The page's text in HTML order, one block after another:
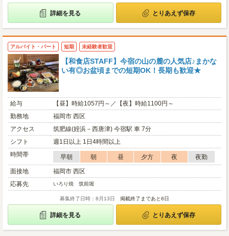
詳細を見る とりあえず保存
アルバイト・パート 短期 未経験者歓迎
【和食店STAFF】今宿の山の麓の人気店♪まかな
い有◎お盆頃までの短期OK！長期も歓迎★
給与
【昼】時給1057円～／【夜】時給1100円～
勤務地
福岡市 西区
アクセス
筑肥線(姪浜－西唐津) 今宿駅 車 7分
シフト
週1日以上 1日4時間以上
時間帯
早朝 朝 昼 夕方 夜
夜勤
面接地
福岡市 西区
応募先
いろり焼 筑前堀
募集終了日時：8月13日 掲載終了まであと6日
詳細を見る とりあえず保存